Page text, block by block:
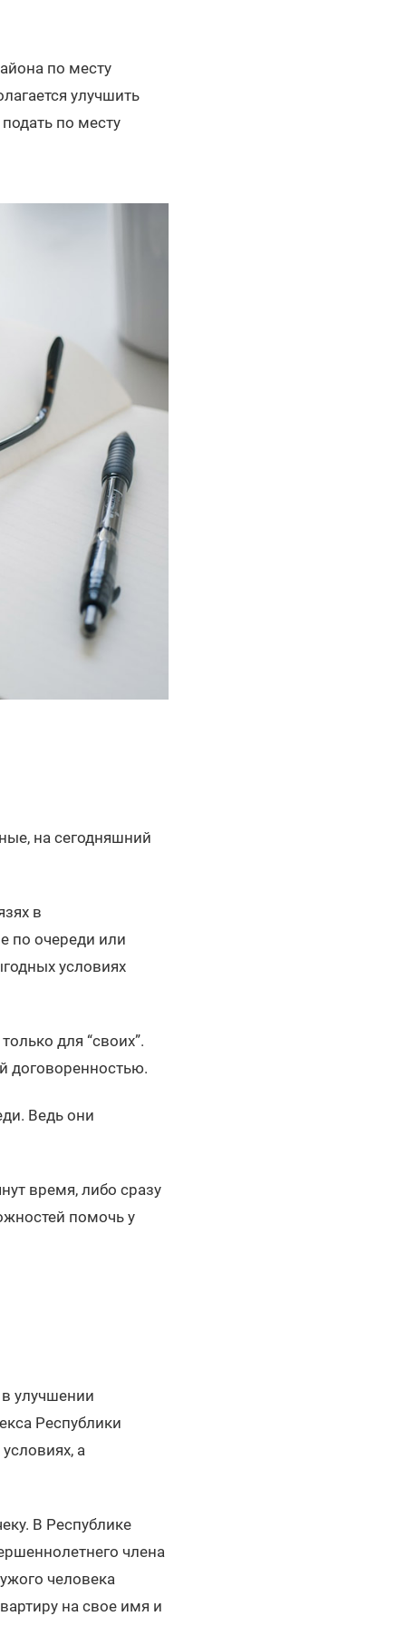
по месту
улучшить
по месту
на сегодняшний
в
по очереди или
условиях
для “своих”.
договоренностью.
Ведь они
время, либо сразу
помочь у
улучшении
Республики
а
В Республике
члена
человека
на свое имя и